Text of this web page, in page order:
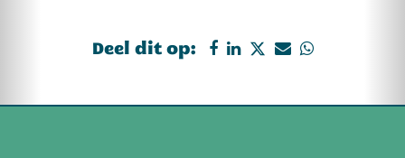
Deel dit op: